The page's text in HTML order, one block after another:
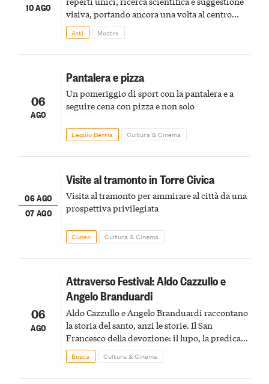
10 AGO
visiva, portando ancora una volta al centro
della scena le meraviglie del passato astigiano
Asti Mostre
06
AGO
Pantalera e pizza
Un pomeriggio di sport con la pantalera e a
seguire cena con pizza e non solo
Lequio Berria Cultura & Cinema
06 AGO
07 AGO
Visite al tramonto in Torre Civica
Visita al tramonto per ammirare al città da una
prospettiva privilegiata
Cuneo Cultura & Cinema
06
AGO
Attraverso Festival: Aldo Cazzullo e
Angelo Branduardi
Aldo Cazzullo e Angelo Branduardi raccontano
la storia del santo, anzi le storie. Il San
Francesco della devozione: il lupo, la predica
agli uccelli, le stimmate
Busca Cultura & Cinema